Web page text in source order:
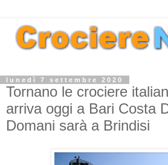
lunedì 7 settembre 2020
Tornano le crociere
arriva oggi a Bari Costa
Domani sarà a Brindisi